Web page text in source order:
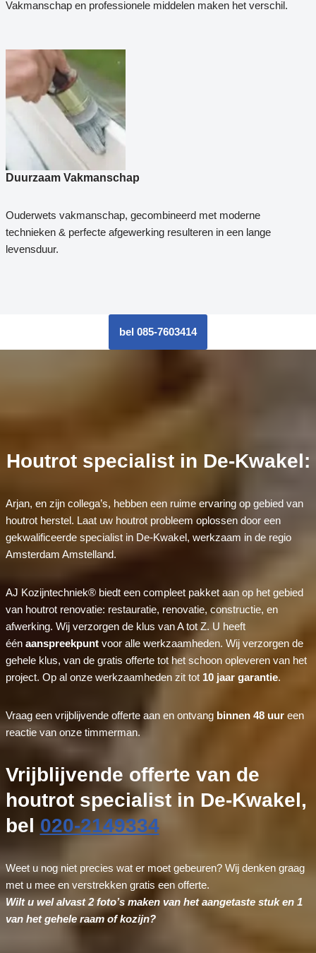
Vakmanschap en professionele middelen maken het verschil.
Duurzaam Vakmanschap
Ouderwets vakmanschap, gecombineerd met moderne
technieken & perfecte afgewerking resulteren in een lange
levensduur.
bel 085-7603414
Houtrot specialist in De-Kwakel:
Arjan, en zijn collega’s, hebben een ruime ervaring op gebied van
houtrot herstel. Laat uw houtrot probleem oplossen door een
gekwalificeerde specialist in De-Kwakel, werkzaam in de regio
Amsterdam Amstelland.
AJ Kozijntechniek® biedt een compleet pakket aan op het gebied
van houtrot renovatie: restauratie, renovatie, constructie, en
afwerking. Wij verzorgen de klus van A tot Z. U heeft
één aanspreekpuntvoor alle werkzaamheden. Wij verzorgen de
gehele klus, van de gratis offerte tot het schoon opleveren van het
project. Op al onze werkzaamheden zit tot 10 jaar garantie.
Vraag een vrijblijvende offerte aan en ontvang binnen 48 uureen
reactie van onze timmerman.
Vrijblijvende offerte van de
houtrot specialist in De-Kwakel,
bel 020-2149334
Weet u nog niet precies wat er moet gebeuren? Wij denken graag
met u mee en verstrekken gratis een offerte.
Wilt u wel alvast 2 foto’s maken van het aangetaste stuk en 1
van het gehele raam of kozijn?